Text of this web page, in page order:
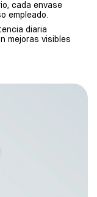
cada envase
empleado.
diaria
mejoras visibles